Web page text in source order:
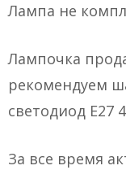
Лампа не
Лампочка
рекомендуем
светодиод E27
За все время